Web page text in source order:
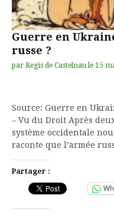
Guerre en
russe ?
par Regis de Castelnau le 15
Source: Guerre en
– Vu du Droit Après
système occidentale
raconte que l’armée
Partager :